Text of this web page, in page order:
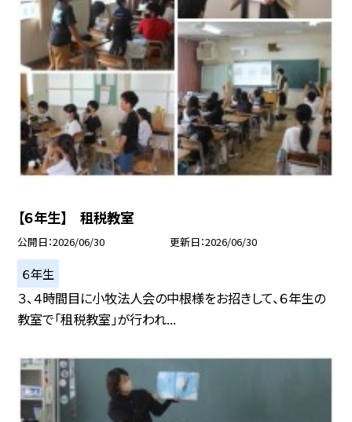
【６年生】 租税教室
公開日 2026/06/30 更新日 2026/06/30
６年生
３、４時間目に小牧法人会の中根様をお招きして、６年生の
教室で「租税教室」が行われ...